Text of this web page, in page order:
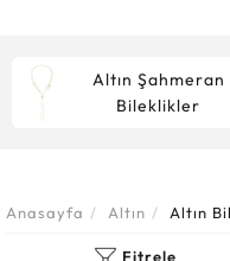
Altın Şahmeran
Bileklikler
Anasayfa Altın Altın
Fitrele